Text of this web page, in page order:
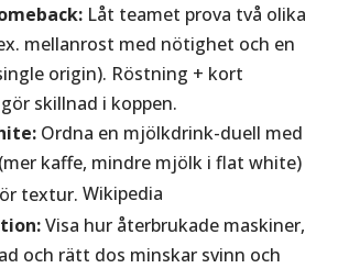
Låt teamet prova två olika
mellanrost med nötighet och en
origin). Röstning + kort
skillnad i koppen.
Ordna en mjölkdrink-duell med
kaffe, mindre mjölk i flat white)
textur. Wikipedia
Visa hur återbrukade maskiner,
och rätt dos minskar svinn och